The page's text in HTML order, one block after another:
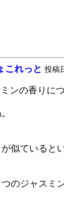
これっと 投稿
の香りに
似ていると
のジャス